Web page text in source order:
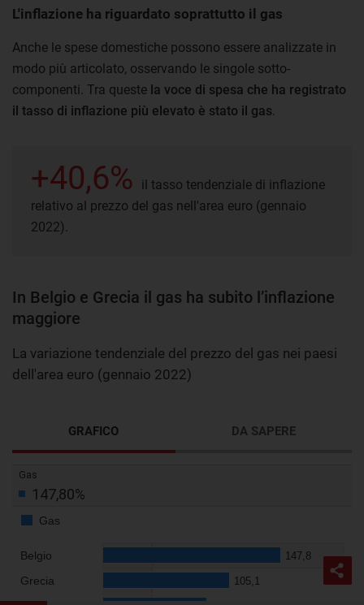
L'inflazione ha riguardato soprattutto il gas
Anche le spese domestiche possono essere analizzate in
modo più articolato, osservando le singole sotto-
componenti. Tra queste la voce di spesa che ha registrato
il tasso di inflazione più elevato è stato il gas.
+40,6%
il tasso tendenziale di inflazione
relativo al prezzo del gas nell'area euro (gennaio
2022).
In Belgio e Grecia il gas ha subito l’inflazione
maggiore
La variazione tendenziale del prezzo del gas nei paesi
dell'area euro (gennaio 2022)
GRAFICO DA SAPERE